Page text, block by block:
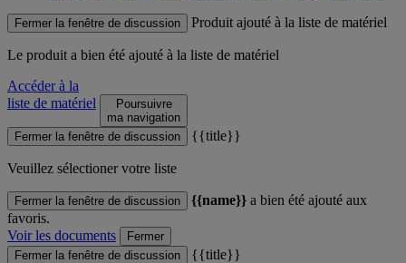
Fermer la fenêtre de discussion Produit ajouté à la liste de matériel
Le produit a bien été ajouté à la liste de matériel
Accéder à la
liste de matériel
Poursuivre
ma navigation
Fermer la fenêtre de discussion
{{title}}
Veuillez sélectioner votre liste
Fermer la fenêtre de discussion {{name}} a bien été ajouté aux
favoris.
Voir les documents
Fermer
Fermer la fenêtre de discussion
{{title}}